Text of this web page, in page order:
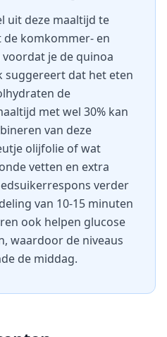
uit deze maaltijd te
de komkommer- en
je de quinoa
dat het eten
de
met wel 30% kan
van deze
olijfolie of wat
vetten en extra
verder
van 10-15 minuten
ook helpen glucose
waardoor de niveaus
de middag.